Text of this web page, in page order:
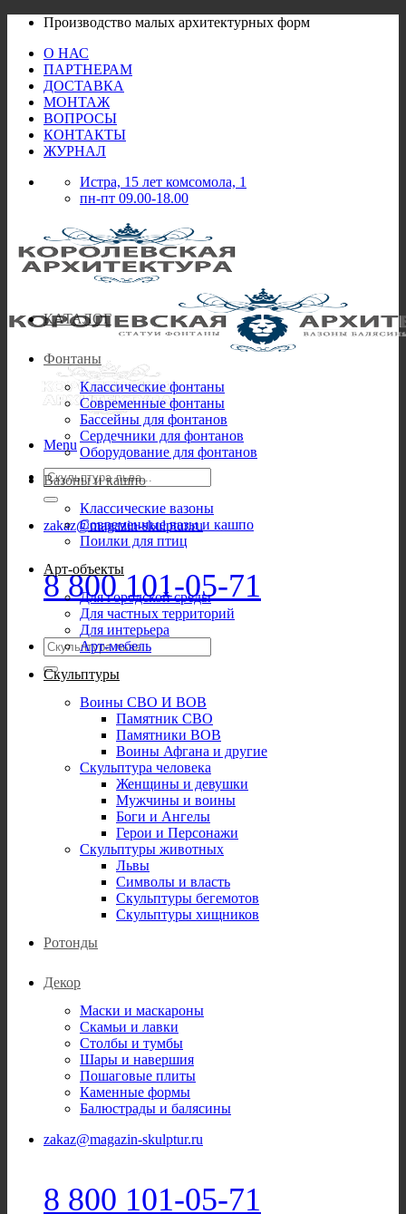
Skip
content
Производство малых архитектурных форм
О НАС
ПАРТНЕРАМ
ДОСТАВКА
МОНТАЖ
ВОПРОСЫ
КОНТАКТЫ
ЖУРНАЛ
Истра, 15 лет комсомола, 1
пн-пт 09.00-18.00
Menu
Искать:
zakaz@magazin-skulptur.ru
8 800 101-05-71
Искать:
КАТАЛОГ
Фонтаны
Классические фонтаны
Современные фонтаны
Бассейны для фонтанов
Сердечники для фонтанов
Оборудование для фонтанов
Вазоны и кашпо
Классические вазоны
Современные вазы и кашпо
Поилки для птиц
Арт-объекты
Для городской среды
Для частных территорий
Для интерьера
Арт-мебель
Скульптуры
Воины СВО И ВОВ
Памятник СВО
Памятники ВОВ
Воины Афгана и другие
Скульптура человека
Женщины и девушки
Мужчины и воины
Боги и Ангелы
Герои и Персонажи
Скульптуры животных
Львы
Символы и власть
Скульптуры бегемотов
Скульптуры хищников
Ротонды
Декор
Маски и маскароны
Скамьи и лавки
Столбы и тумбы
Шары и навершия
Пошаговые плиты
Каменные формы
Балюстрады и балясины
zakaz@magazin-skulptur.ru
8 800 101-05-71